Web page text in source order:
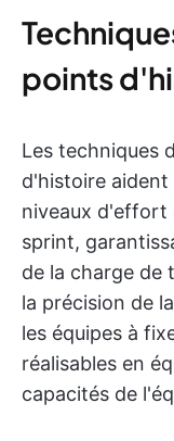
points
Les techniques
d'histoire aident
niveaux d'effort
sprint,
de la charge de
la précision de
les équipes à
réalisables en
capacités de